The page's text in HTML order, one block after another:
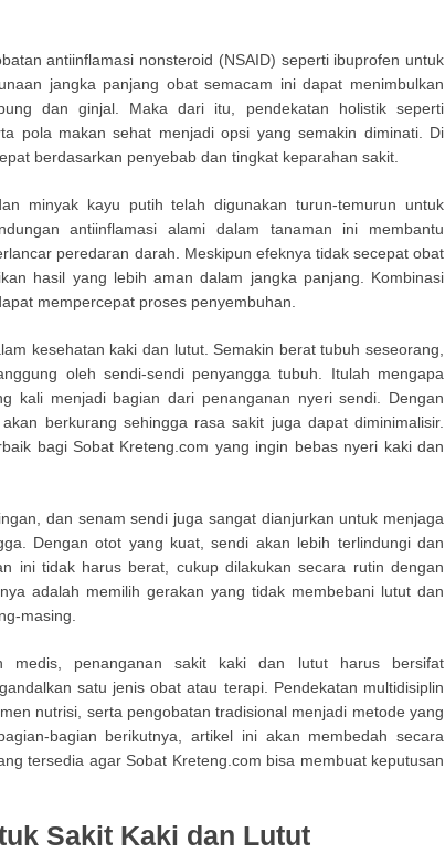
antiinflamasi nonsteroid (NSAID) seperti ibuprofen untuk
jangka panjang obat semacam ini dapat menimbulkan
dan ginjal. Maka dari itu, pendekatan holistik seperti
pola makan sehat menjadi opsi yang semakin diminati. Di
berdasarkan penyebab dan tingkat keparahan sakit.
minyak kayu putih telah digunakan turun-temurun untuk
antiinflamasi alami dalam tanaman ini membantu
peredaran darah. Meskipun efeknya tidak secepat obat
hasil yang lebih aman dalam jangka panjang. Kombinasi
mempercepat proses penyembuhan.
kesehatan kaki dan lutut. Semakin berat tubuh seseorang,
oleh sendi-sendi penyangga tubuh. Itulah mengapa
kali menjadi bagian dari penanganan nyeri sendi. Dengan
berkurang sehingga rasa sakit juga dapat diminimalisir.
bagi Sobat Kreteng.com yang ingin bebas nyeri kaki dan
dan senam sendi juga sangat dianjurkan untuk menjaga
Dengan otot yang kuat, sendi akan lebih terlindungi dan
ini tidak harus berat, cukup dilakukan secara rutin dengan
adalah memilih gerakan yang tidak membebani lutut dan
masing.
medis, penanganan sakit kaki dan lutut harus bersifat
satu jenis obat atau terapi. Pendekatan multidisiplin
nutrisi, serta pengobatan tradisional menjadi metode yang
bagian berikutnya, artikel ini akan membedah secara
tersedia agar Sobat Kreteng.com bisa membuat keputusan
Sakit Kaki dan Lutut